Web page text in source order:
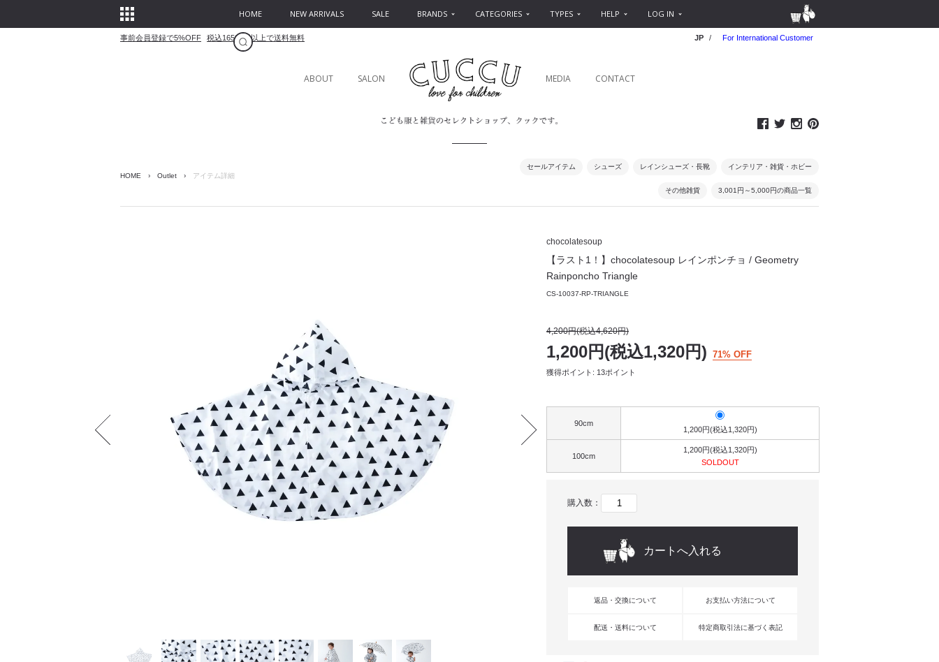
HOME NEW ARRIVALS SALE BRANDS CATEGORIES TYPES HELP LOG IN
事前会員登録で5%OFF 税込16500円以上で送料無料 JP / For International Customer
ABOUT SALON MEDIA CONTACT
HOME › Outlet › アイテム詳細
セールアイテム シューズ レインシューズ・長靴 インテリア・雑貨・ホビー
その他雑貨 3,001円～5,000円の商品一覧
chocolatesoup
【ラスト1！】chocolatesoup レインポンチョ / Geometry
Rainponcho Triangle
CS-10037-RP-TRIANGLE
4,200円(税込4,620円)
1,200円(税込1,320円) 71% OFF
獲得ポイント: 13ポイント
90cm
1,200円(税込1,320円)
100cm
1,200円(税込1,320円)
SOLDOUT
購入数：
返品・交換について お支払い方法について
配送・送料について 特定商取引法に基づく表記